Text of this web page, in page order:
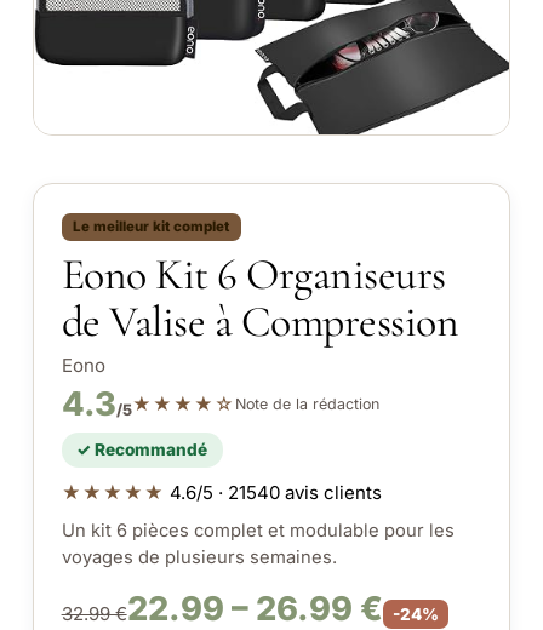
Le meilleur kit complet
Eono Kit 6 Organiseurs
de Valise à Compression
Eono
4.3/5★★★★☆ Note de la rédaction
✓ Recommandé
★★★★★ 4.6/5 · 21540 avis clients
Un kit 6 pièces complet et modulable pour les
voyages de plusieurs semaines.
32.99 €22.99 – 26.99 € -24%